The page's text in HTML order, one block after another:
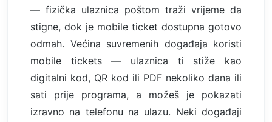
— fizička ulaznica poštom traži vrijeme da
stigne, dok je mobile ticket dostupna gotovo
odmah. Većina suvremenih događaja koristi
mobile tickets — ulaznica ti stiže kao
digitalni kod, QR kod ili PDF nekoliko dana ili
sati prije programa, a možeš je pokazati
izravno na telefonu na ulazu. Neki događaji